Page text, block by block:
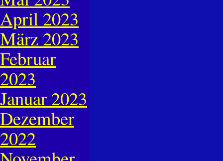
April 2023
März 2023
Februar
2023
Januar 2023
Dezember
2022